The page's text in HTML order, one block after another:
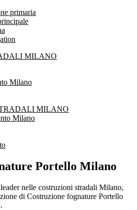
primaria
MILANO
stradali Milano
Milano
MILANO
Milano
Portello Milano
nelle costruzioni stradali Milano,
di Costruzione fognature Portello